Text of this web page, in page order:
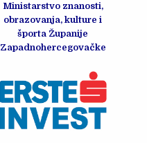
Ministarstvo znanosti,
obrazovanja, kulture i
športa Županije
Zapadnohercegovačke